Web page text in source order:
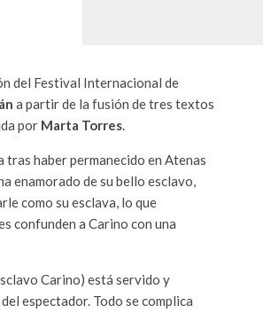
del Festival Internacional de
a partir de la fusión de tres textos
por Marta Torres.
tras haber permanecido en Atenas
enamorado de su bello esclavo,
como su esclava, lo que
confunden a Carino con una
Carino) está servido y
espectador. Todo se complica